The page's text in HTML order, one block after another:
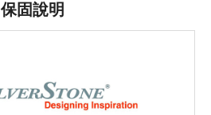
保固說明